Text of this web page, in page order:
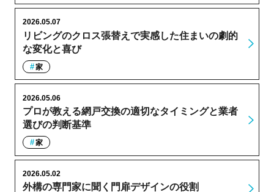
リビングのクロス張替えで実感した住まいの劇的
な変化と喜び
2026.05.07
家
プロが教える網戸交換の適切なタイミングと業者
選びの判断基準
2026.05.06
家
外構の専門家に聞く門扉デザインの役割
2026.05.02